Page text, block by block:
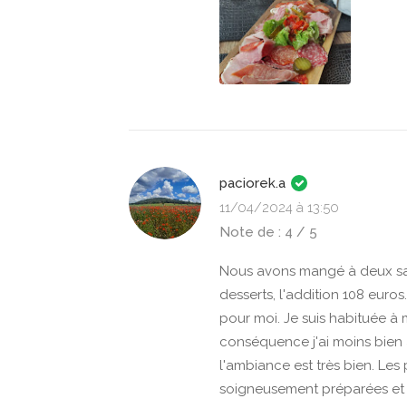
paciorek.a
11/04/2024 à 13:50
Note de : 4 / 5
Nous avons mangé à deux
desserts, l'addition 108
pour moi. Je suis habituée
conséquence j'ai moins
l'ambiance est très bien.
soigneusement préparées